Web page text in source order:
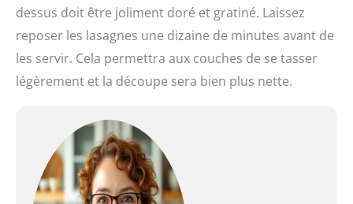
dessus doit être joliment doré et gratiné. Laissez
reposer les lasagnes une dizaine de minutes avant de
les servir. Cela permettra aux couches de se tasser
légèrement et la découpe sera bien plus nette.